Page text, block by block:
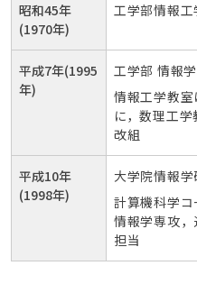
昭和45年
(1970年)
工学部情報
平成7年(1995
年)
工学部 情報
情報工学教
に，数理工
改組
平成10年
(1998年)
大学院情報
計算機科学
情報学専攻
担当